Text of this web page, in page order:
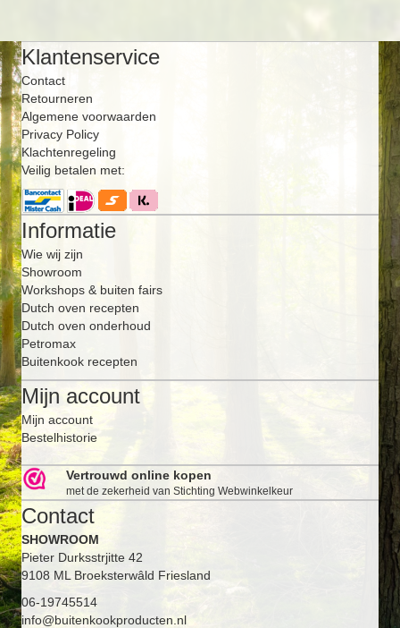
Klantenservice
Contact
Retourneren
Algemene voorwaarden
Privacy Policy
Klachtenregeling
Veilig betalen met:
Informatie
Wie wij zijn
Showroom
Workshops & buiten fairs
Dutch oven recepten
Dutch oven onderhoud
Petromax
Buitenkook recepten
Mijn account
Mijn account
Bestelhistorie
Vertrouwd online kopen
met de zekerheid van Stichting Webwinkelkeur
Contact
SHOWROOM
Pieter Durksstrjitte 42
9108 ML Broeksterwâld Friesland
06-19745514
info@buitenkookproducten.nl